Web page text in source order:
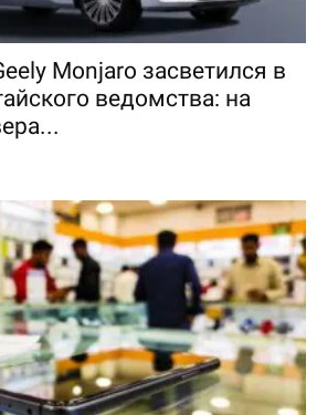
Monjaro засветился в
ведомства: на